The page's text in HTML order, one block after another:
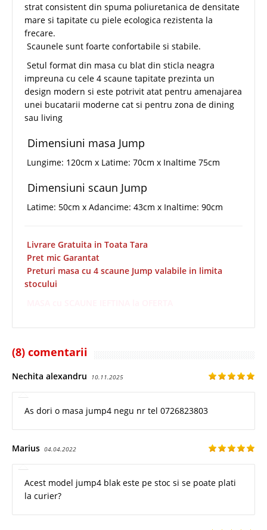
strat consistent din spuma poliuretanica de densitate
mare si tapitate cu piele ecologica rezistenta la
frecare.
Scaunele sunt foarte confortabile si stabile.
Setul format din masa cu blat din sticla neagra
impreuna cu cele 4 scaune tapitate prezinta un
design modern si este potrivit atat pentru amenajarea
unei bucatarii moderne cat si pentru zona de dining
sau living
Dimensiuni masa Jump
Lungime: 120cm x Latime: 70cm x Inaltime 75cm
Dimensiuni scaun Jump
Latime: 50cm x Adancime: 43cm x Inaltime: 90cm
Livrare Gratuita in Toata Tara
Pret mic Garantat
Preturi masa cu 4 scaune Jump valabile in limita
stocului
(8) comentarii
Nechita alexandru 10.11.2025
As dori o masa jump4 negu nr tel 0726823803
Marius 04.04.2022
Acest model jump4 blak este pe stoc si se poate plati
la curier?